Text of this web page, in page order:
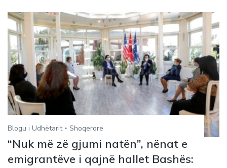
Blogu i Udhëtarit Shoqerore
“Nuk më zë gjumi natën”, nënat e
emigrantëve i qajnë hallet Bashës: